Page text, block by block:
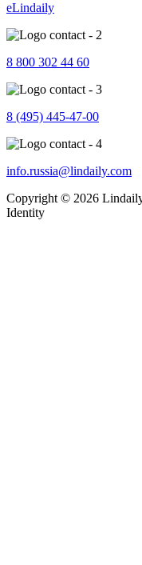
eLindaily
8 800 302 44 60
8 (495) 445-47-00
info.russia@lindaily.com
Copyright © 2026
Identity